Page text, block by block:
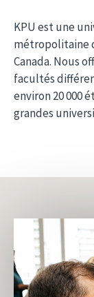
KPU est une
métropolitaine
Canada. Nous
facultés
environ 20 000
grandes